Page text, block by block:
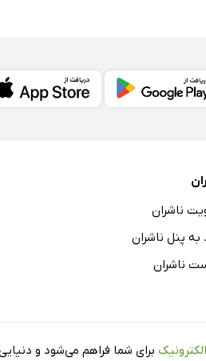
ناشران
به پنل ناشران
ناشران
برای شما فراهم می‌شود و